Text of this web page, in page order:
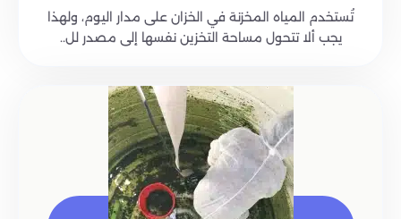
تُستخدم المياه المخزنة في الخزان على مدار اليوم، ولهذا
يجب ألا تتحول مساحة التخزين نفسها إلى مصدر لل..